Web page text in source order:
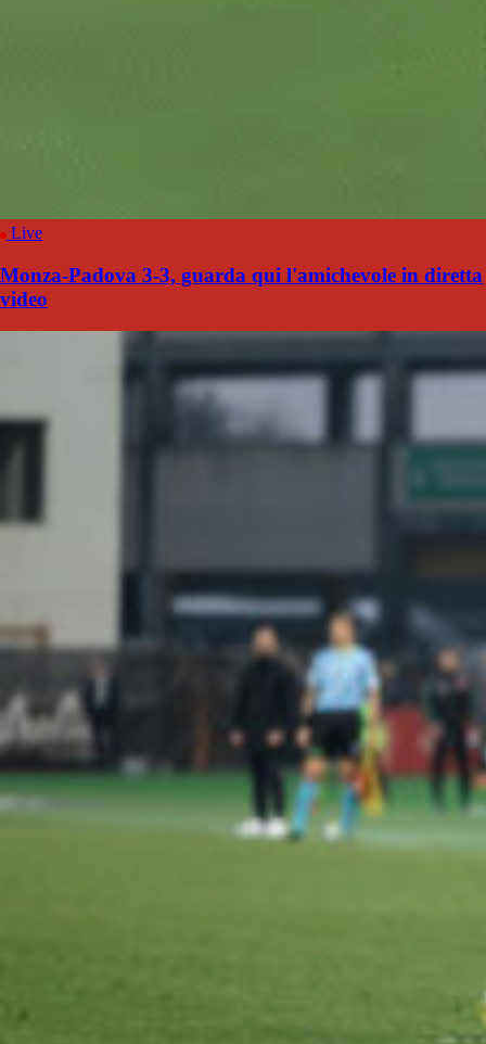
Live
Monza-Padova 3-3, guarda qui l'amichevole in diretta
video